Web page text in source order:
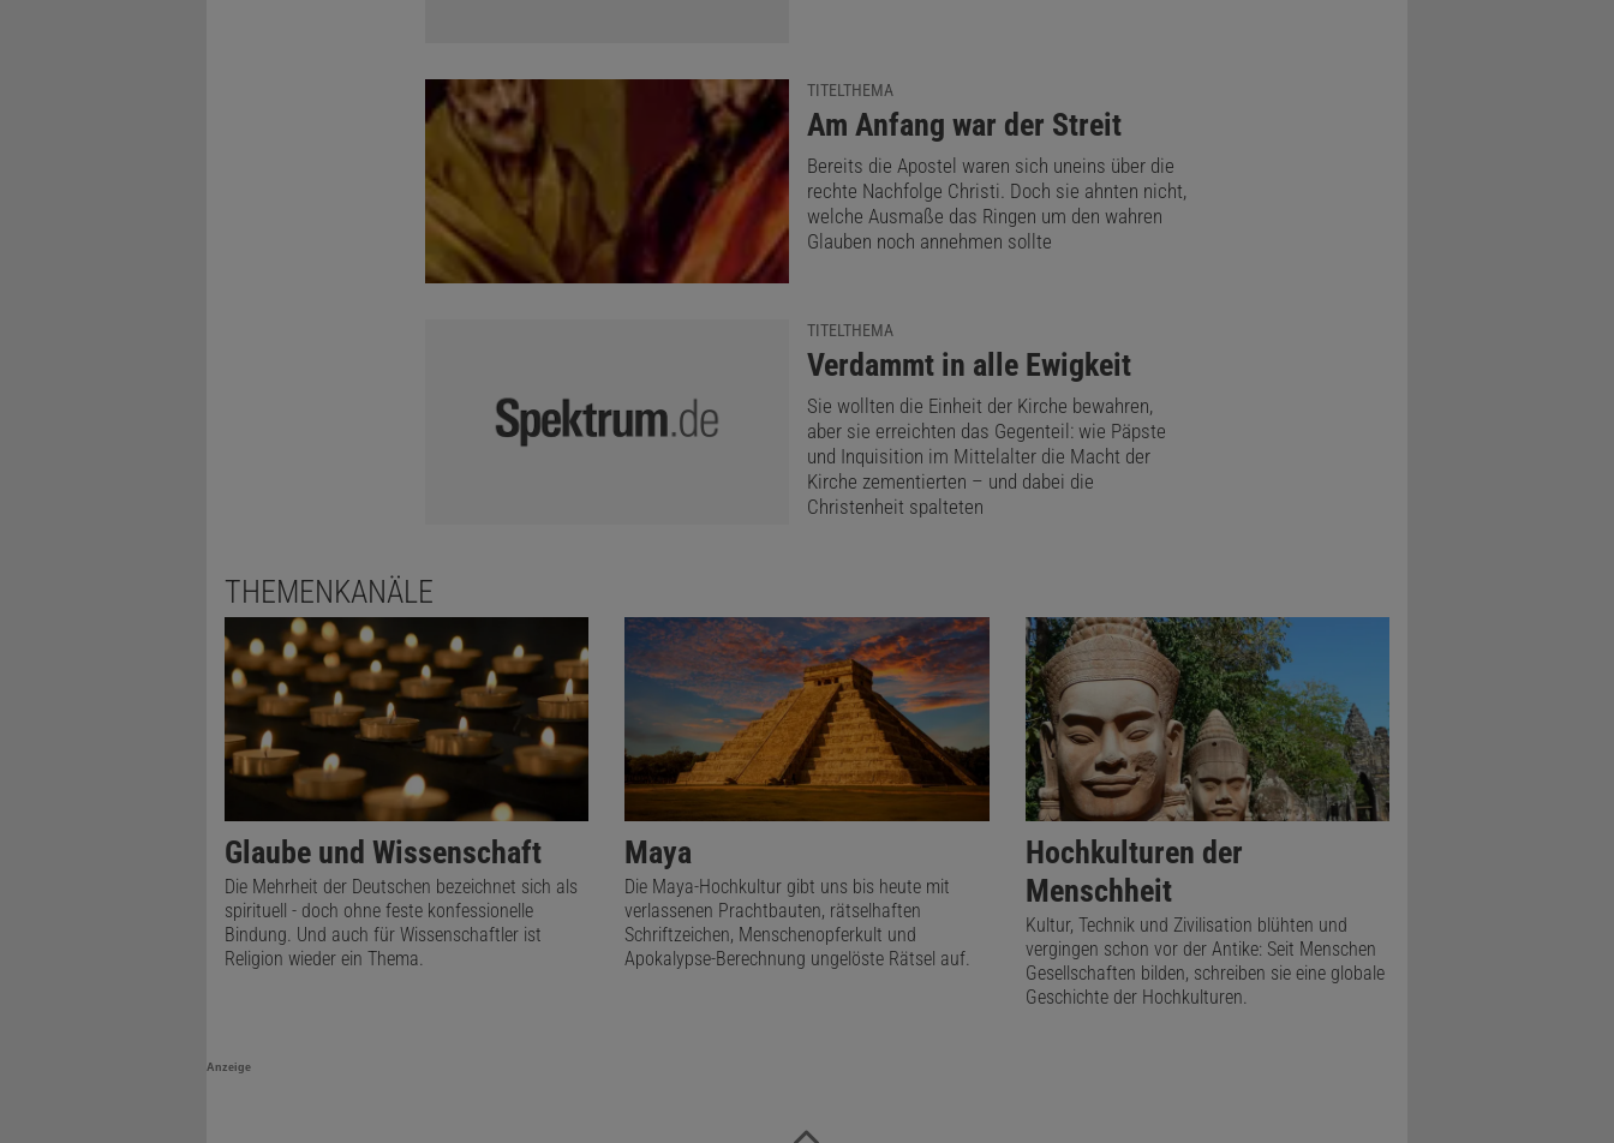
TITELTHEMA
:
Am Anfang war der Streit
Bereits die Apostel waren sich uneins über die
rechte Nachfolge Christi. Doch sie ahnten nicht,
welche Ausmaße das Ringen um den wahren
Glauben noch annehmen sollte
TITELTHEMA
:
Verdammt in alle Ewigkeit
Sie wollten die Einheit der Kirche bewahren,
aber sie erreichten das Gegenteil: wie Päpste
und Inquisition im Mittelalter die Macht der
Kirche zementierten – und dabei die
Christenheit spalteten
THEMENKANÄLE
Glaube und Wissenschaft
Die Mehrheit der Deutschen bezeichnet sich als
spirituell - doch ohne feste konfessionelle
Bindung. Und auch für Wissenschaftler ist
Religion wieder ein Thema.
Maya
Die Maya-Hochkultur gibt uns bis heute mit
verlassenen Prachtbauten, rätselhaften
Schriftzeichen, Menschenopferkult und
Apokalypse-Berechnung ungelöste Rätsel auf.
Hochkulturen der
Menschheit
Kultur, Technik und Zivilisation blühten und
vergingen schon vor der Antike: Seit Menschen
Gesellschaften bilden, schreiben sie eine globale
Geschichte der Hochkulturen.
Anzeige